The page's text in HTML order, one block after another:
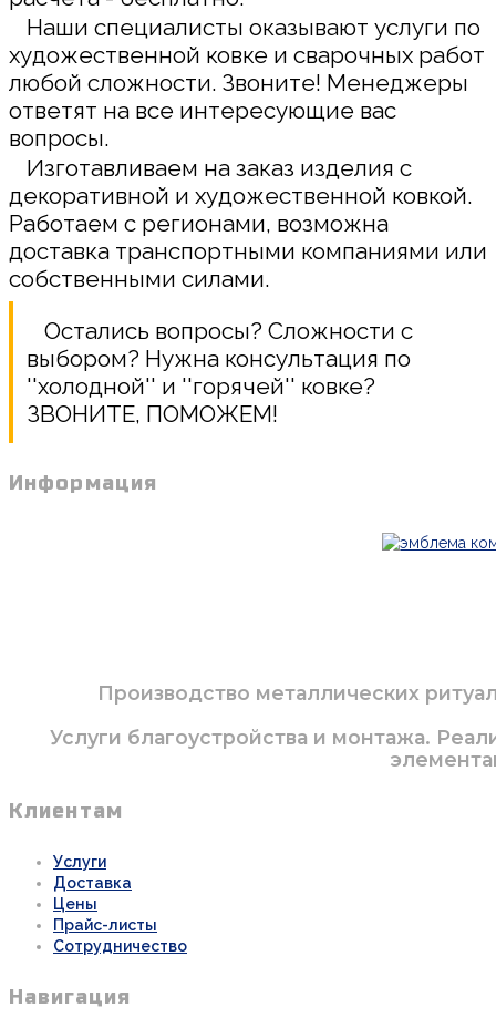
Наши специалисты оказывают услуги по
художественной ковке и сварочных работ
любой сложности. Звоните! Менеджеры
ответят на все интересующие вас
вопросы.
Изготавливаем на заказ изделия с
декоративной и художественной ковкой.
Работаем с регионами, возможна
доставка транспортными компаниями или
собственными силами.
Остались вопросы? Сложности с
выбором? Нужна консультация по
''холодной'' и ''горячей'' ковке?
ЗВОНИТЕ, ПОМОЖЕМ!
Информация
Производство металлических
Услуги благоустройства и монтажа.
Клиентам
Услуги
Доставка
Цены
Прайс-листы
Сотрудничество
Навигация